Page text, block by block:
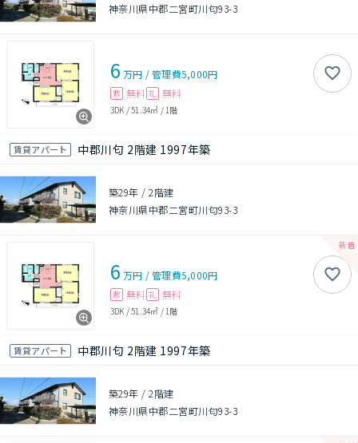
神奈川県中郡二宮町川匂93-3
6 万円 /管理費5,000円
敷 無料 礼 無料
3DK /51.34㎡ / 1階
賃貸アパート 中郡川匂 2階建 1997年築
築29年 /2階建
神奈川県中郡二宮町川匂93-3
6 万円 /管理費5,000円
敷 無料 礼 無料
3DK /51.34㎡ / 1階
賃貸アパート 中郡川匂 2階建 1997年築
築29年 /2階建
神奈川県中郡二宮町川匂93-3